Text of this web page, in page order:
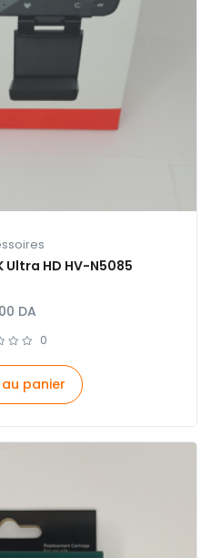
Ultra HD HV-N5085
DA
0
panier